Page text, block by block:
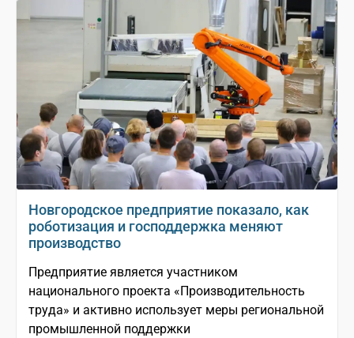
Новгородское предприятие показало, как
роботизация и господдержка меняют
производство
Предприятие является участником
национального проекта «Производительность
труда» и активно использует меры региональной
промышленной поддержки